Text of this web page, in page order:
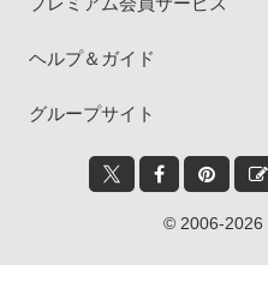
ヘルプ＆ガイド
グループサイト
© 2006-2026